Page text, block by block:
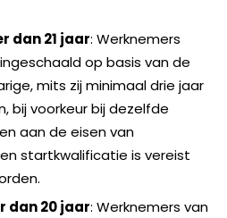
dan 21 jaar: Werknemers
op basis van de
mits zij minimaal drie jaar
bij voorkeur bij dezelfde
aan de eisen van
startkwalificatie is vereist
dan 20 jaar: Werknemers van